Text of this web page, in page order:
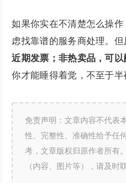
如果你实在不清楚怎么操
虑找靠谱的服务商处理。
近期发票 ；非热卖品，可以
你才能睡得着觉，不至于半
免责声明：文章内容不代表
性、完整性、准确性给予任
考，文章版权归原作者所有
（内容、图片等），请及时